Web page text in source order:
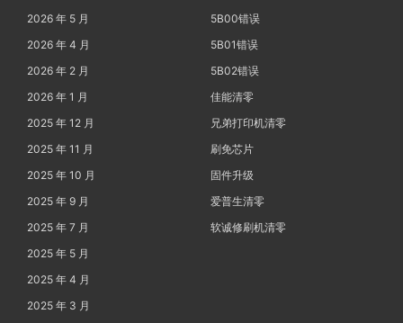
2026 年 5 月
2026 年 4 月
2026 年 2 月
2026 年 1 月
2025 年 12 月
2025 年 11 月
2025 年 10 月
2025 年 9 月
2025 年 7 月
2025 年 5 月
2025 年 4 月
2025 年 3 月
5B00错误
5B01错误
5B02错误
佳能清零
兄弟打印机清零
刷免芯片
固件升级
爱普生清零
软诚修刷机清零